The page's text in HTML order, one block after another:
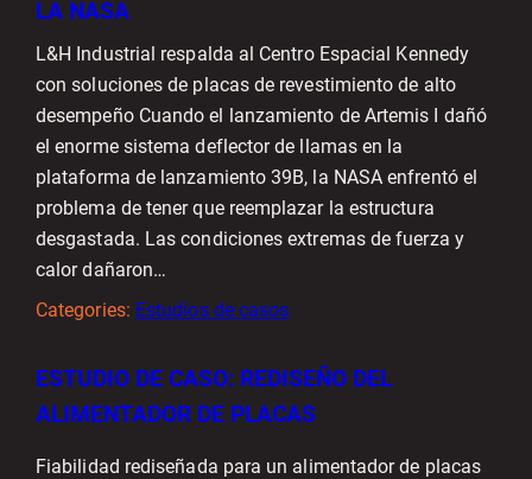
LA NASA
L&H Industrial respalda al Centro Espacial Kennedy
con soluciones de placas de revestimiento de alto
desempeño Cuando el lanzamiento de Artemis I dañó
el enorme sistema deflector de llamas en la
plataforma de lanzamiento 39B, la NASA enfrentó el
problema de tener que reemplazar la estructura
desgastada. Las condiciones extremas de fuerza y
calor dañaron…
Categories: Estudios de casos
ESTUDIO DE CASO: REDISEÑO DEL
ALIMENTADOR DE PLACAS
Fiabilidad rediseñada para un alimentador de placas